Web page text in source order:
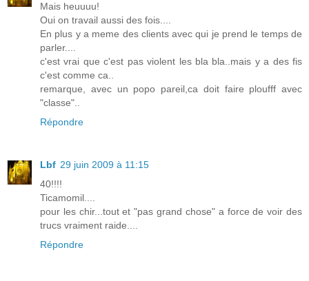
Mais heuuuu!
Oui on travail aussi des fois....
En plus y a meme des clients avec qui je prend le temps de
parler....
c'est vrai que c'est pas violent les bla bla..mais y a des fis
c'est comme ca..
remarque, avec un popo pareil,ca doit faire ploufff avec
"classe"..
Répondre
Lbf 29 juin 2009 à 11:15
40!!!!
Ticamomil....
pour les chir...tout et "pas grand chose" a force de voir des
trucs vraiment raide....
Répondre